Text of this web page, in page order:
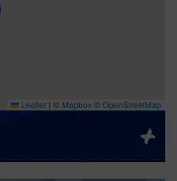
Leaflet | © Mapbox © OpenStreetMap